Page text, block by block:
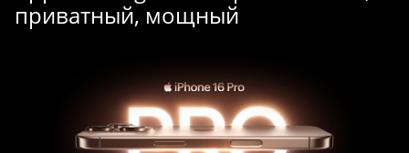
приватный, мощный